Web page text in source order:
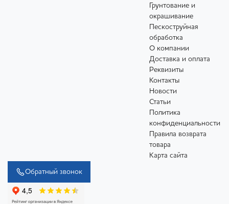
Грунтование и
окрашивание
Пескоструйная
обработка
О компании
Доставка и оплата
Реквизиты
Контакты
Новости
Статьи
Политика
конфиденциальности
Правила возврата
товара
Карта сайта
Обратный звонок